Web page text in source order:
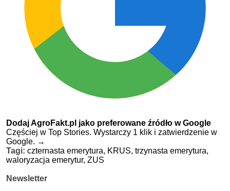
Dodaj AgroFakt.pl jako preferowane źródło w Google
Częściej w Top Stories. Wystarczy 1 klik i zatwierdzenie w
Google. →
Tagi: czternasta emerytura, KRUS, trzynasta emerytura,
waloryzacja emerytur, ZUS
Newsletter